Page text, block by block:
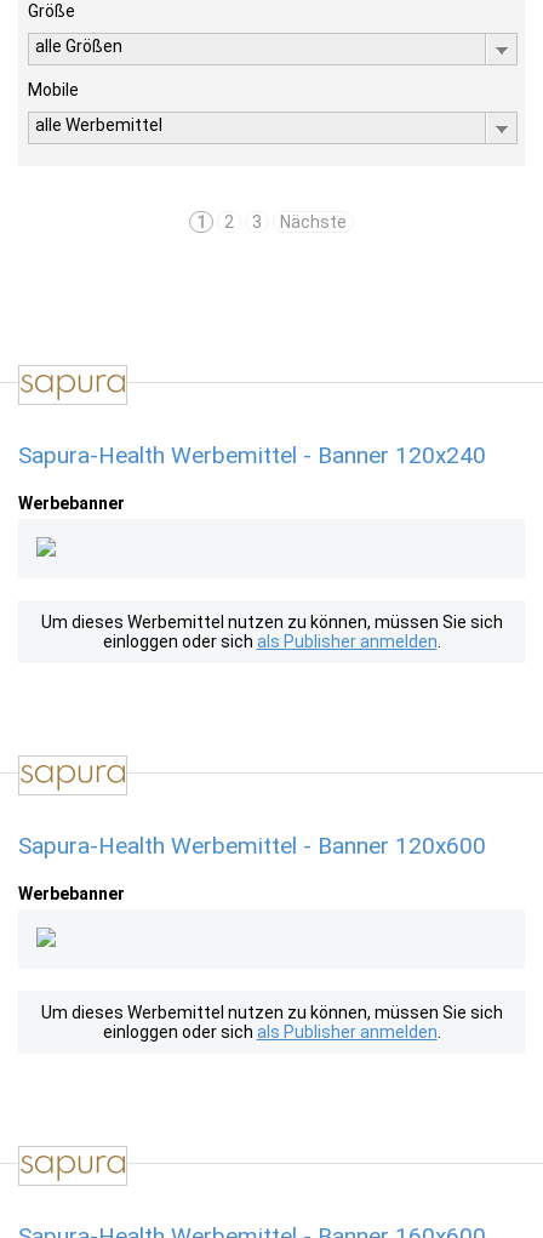
Größe
alle Größen
Mobile
alle Werbemittel
1 2 3 Nächste
Sapura-Health Werbemittel - Banner 120x240
Werbebanner
Um dieses Werbemittel nutzen zu können, müssen Sie sich
einloggen oder sich als Publisher anmelden
Sapura-Health Werbemittel - Banner 120x600
Werbebanner
Um dieses Werbemittel nutzen zu können, müssen Sie sich
einloggen oder sich als Publisher anmelden